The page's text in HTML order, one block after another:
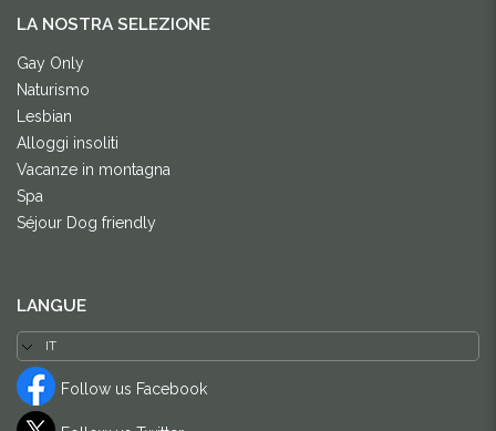
LA NOSTRA SELEZIONE
Gay Only
Naturismo
Lesbian
Alloggi insoliti
Vacanze in montagna
Spa
Séjour Dog friendly
LANGUE
Follow us Facebook